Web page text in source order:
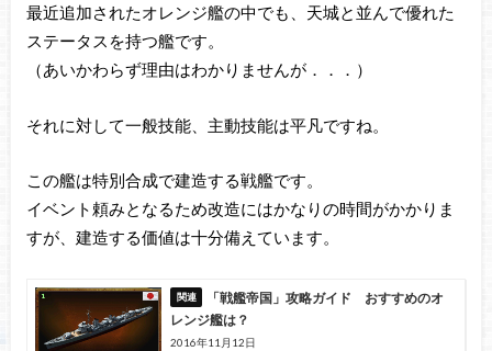
最近追加されたオレンジ艦の中でも、天城と並んで優れた
ステータスを持つ艦です。
（あいかわらず理由はわかりませんが．．．）
それに対して一般技能、主動技能は平凡ですね。
この艦は特別合成で建造する戦艦です。
イベント頼みとなるため改造にはかなりの時間がかかりま
すが、建造する価値は十分備えています。
「戦艦帝国」攻略ガイド おすすめのオ
レンジ艦は？
2016年11月12日